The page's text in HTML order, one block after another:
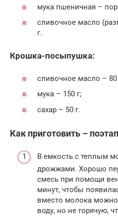
мука пшеничная –
сливочное масло
г.
Крошка-посыпушка:
сливочное масло – 80
мука – 150 г;
сахар – 50 г.
Как приготовить –
В емкость с теплым
дрожжами. Хорошо
смесь при помощи
минут, чтобы
вместо молока
воду, но не горячую,